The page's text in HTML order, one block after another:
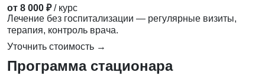
от 8 000 ₽ / курс
Лечение без госпитализации — регулярные визиты,
терапия, контроль врача.
Уточнить стоимость →
Программа стационара